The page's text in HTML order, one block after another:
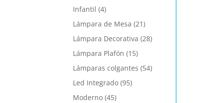
Infantil (4)
Lámpara de Mesa (21)
Lámpara Decorativa (28)
Lámpara Plafón (15)
Lámparas colgantes (54)
Led Integrado (95)
Moderno (45)